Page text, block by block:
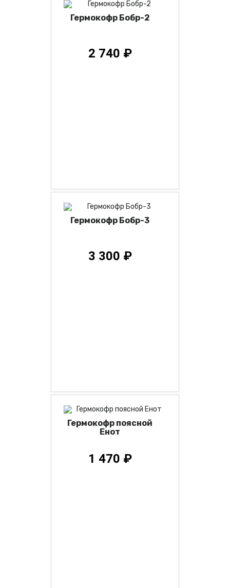
Гермокофр Бобр-2
2 740 ₽
Гермокофр Бобр-3
3 300 ₽
Гермокофр поясной
Енот
1 470 ₽